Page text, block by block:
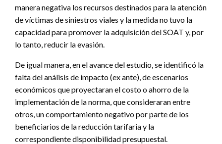
manera negativa los recursos destinados para la atención
de víctimas de siniestros viales y la medida no tuvo la
capacidad para promover la adquisición del SOAT y, por
lo tanto, reducir la evasión.
De igual manera, en el avance del estudio, se identificó la
falta del análisis de impacto (ex ante), de escenarios
económicos que proyectaran el costo o ahorro de la
implementación de la norma, que consideraran entre
otros, un comportamiento negativo por parte de los
beneficiarios de la reducción tarifaria y la
correspondiente disponibilidad presupuestal.